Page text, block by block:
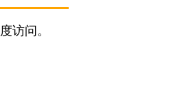
访问。